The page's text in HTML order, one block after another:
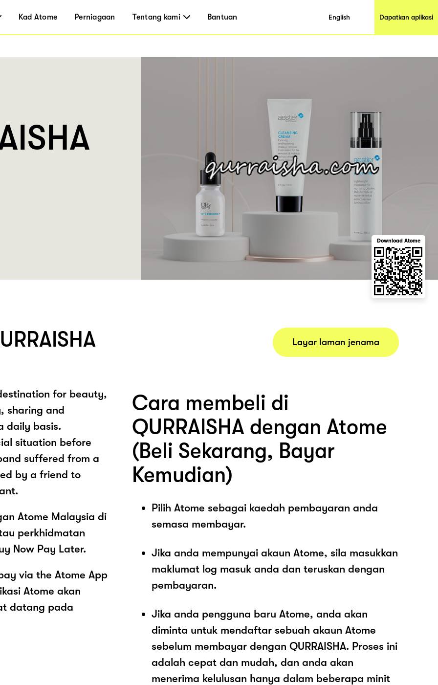
Kad Atome Perniagaan Tentang kami Bantuan English Dapatkan aplikasi
Download Atome
for beauty,
sharing and
daily basis.
situation before
suffered from a
by a friend to
Atome Malaysia di
perkhidmatan
Now Pay Later.
via the Atome App
Atome akan
datang pada
Layar laman jenama
Cara membeli di
QURRAISHA dengan Atome
(Beli Sekarang, Bayar
Kemudian)
Pilih Atome sebagai kaedah pembayaran anda
semasa membayar.
Jika anda mempunyai akaun Atome, sila masukkan
maklumat log masuk anda dan teruskan dengan
pembayaran.
Jika anda pengguna baru Atome, anda akan
diminta untuk mendaftar sebuah akaun Atome
sebelum membayar dengan QURRAISHA. Proses ini
adalah cepat dan mudah, dan anda akan
menerima kelulusan hanya dalam beberapa minit